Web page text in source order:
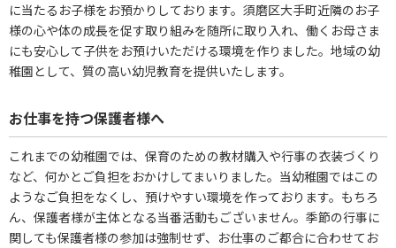
に当たるお子様をお預かりしております。須磨区大手町近隣のお子
様の心や体の成長を促す取り組みを随所に取り入れ、働くお母さま
にも安心して子供をお預けいただける環境を作りました。地域の幼
稚園として、質の高い幼児教育を提供いたします。
お仕事を持つ保護者様へ
これまでの幼稚園では、保育のための教材購入や行事の衣装づくり
など、何かとご負担をおかけしてまいりました。当幼稚園ではこの
ようなご負担をなくし、預けやすい環境を作っております。もちろ
ん、保護者様が主体となる当番活動もございません。季節の行事に
関しても保護者様の参加は強制せず、お仕事のご都合に合わせてお